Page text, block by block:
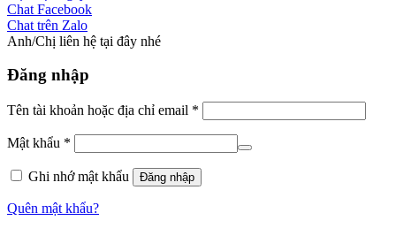
Chat Facebook
Chat trên Zalo
Anh/Chị liên hệ tại đây nhé
Đăng nhập
Tên tài khoản hoặc địa chỉ email *
Mật khẩu *
Ghi nhớ mật khẩu Đăng nhập
Quên mật khẩu?